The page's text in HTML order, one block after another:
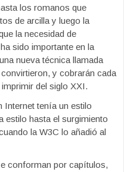
los romanos que
de arcilla y luego la
la necesidad de
sido importante en la
nueva técnica llamada
y cobrarán cada
del siglo XXI.
Internet tenía un estilo
estilo hasta el surgimiento
la W3C lo añadió al
conforman por capítulos,